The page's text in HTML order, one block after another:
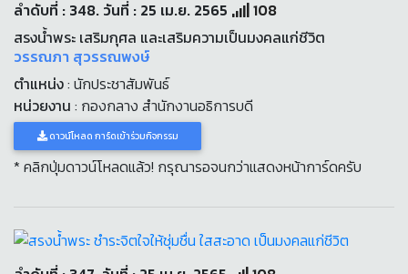
ลำดับที่ : 348. วันที่ : 25 เม.ย. 2565
108
สรงน้ำพระ เสริมกุศล และเสริมความเป็นมงคลแก่ชีวิต
วรรณภา สุวรรณพงษ์
ตำแหน่ง: นักประชาสัมพันธ์
หน่วยงาน : กองกลาง สำนักงานอธิการบดี
ดาวน์โหลด การ์ดเข้าร่วมกิจกรรม
* คลิกปุ่มดาวน์โหลดแล้ว! กรุณารอจนกว่าแสดงหน้าการ์ดครับ